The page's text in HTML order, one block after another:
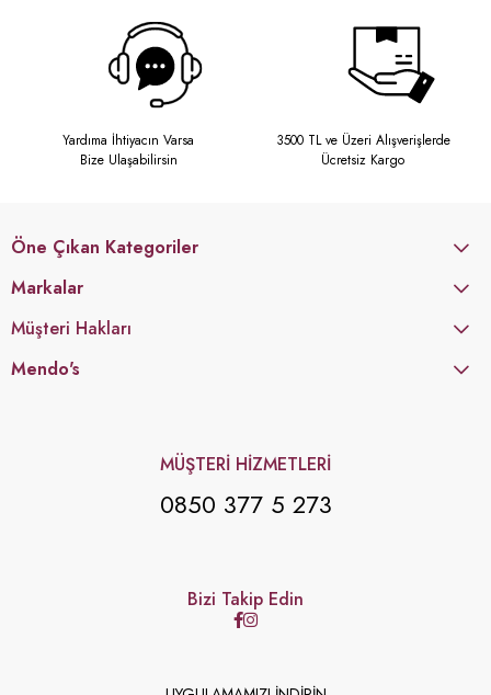
Yardıma İhtiyacın Varsa
Bize Ulaşabilirsin
3500 TL ve Üzeri Alışverişlerde
Ücretsiz Kargo
Öne Çıkan Kategoriler
Markalar
Müşteri Hakları
Mendo's
MÜŞTERİ HİZMETLERİ
0850 377 5 273
Bizi Takip Edin